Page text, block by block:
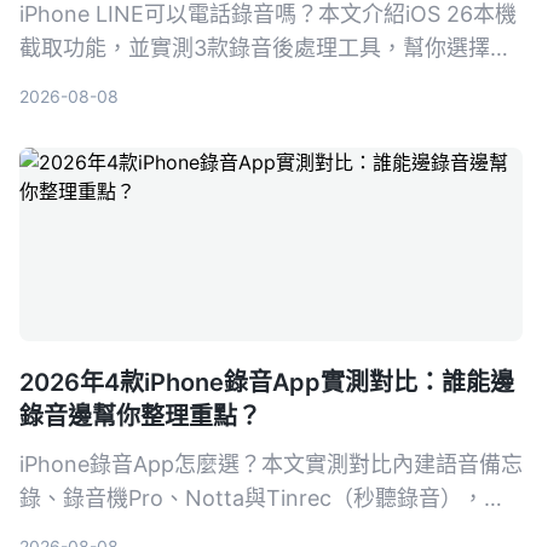
iPhone LINE可以電話錄音嗎？本文介紹iOS 26本機
截取功能，並實測3款錄音後處理工具，幫你選擇最
2026-08-08
2026年4款iPhone錄音App實測對比：誰能邊
錄音邊幫你整理重點？
iPhone錄音App怎麼選？本文實測對比內建語音備忘
錄、錄音機Pro、Notta與Tinrec（秒聽錄音），從